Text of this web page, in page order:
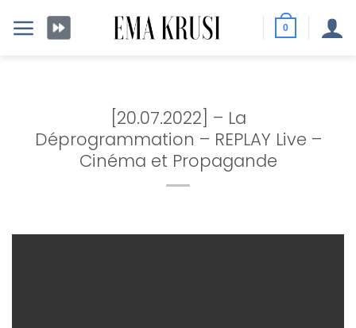
au
0
[20.07.2022] – La
Déprogrammation – REPLAY Live –
Cinéma et Propagande